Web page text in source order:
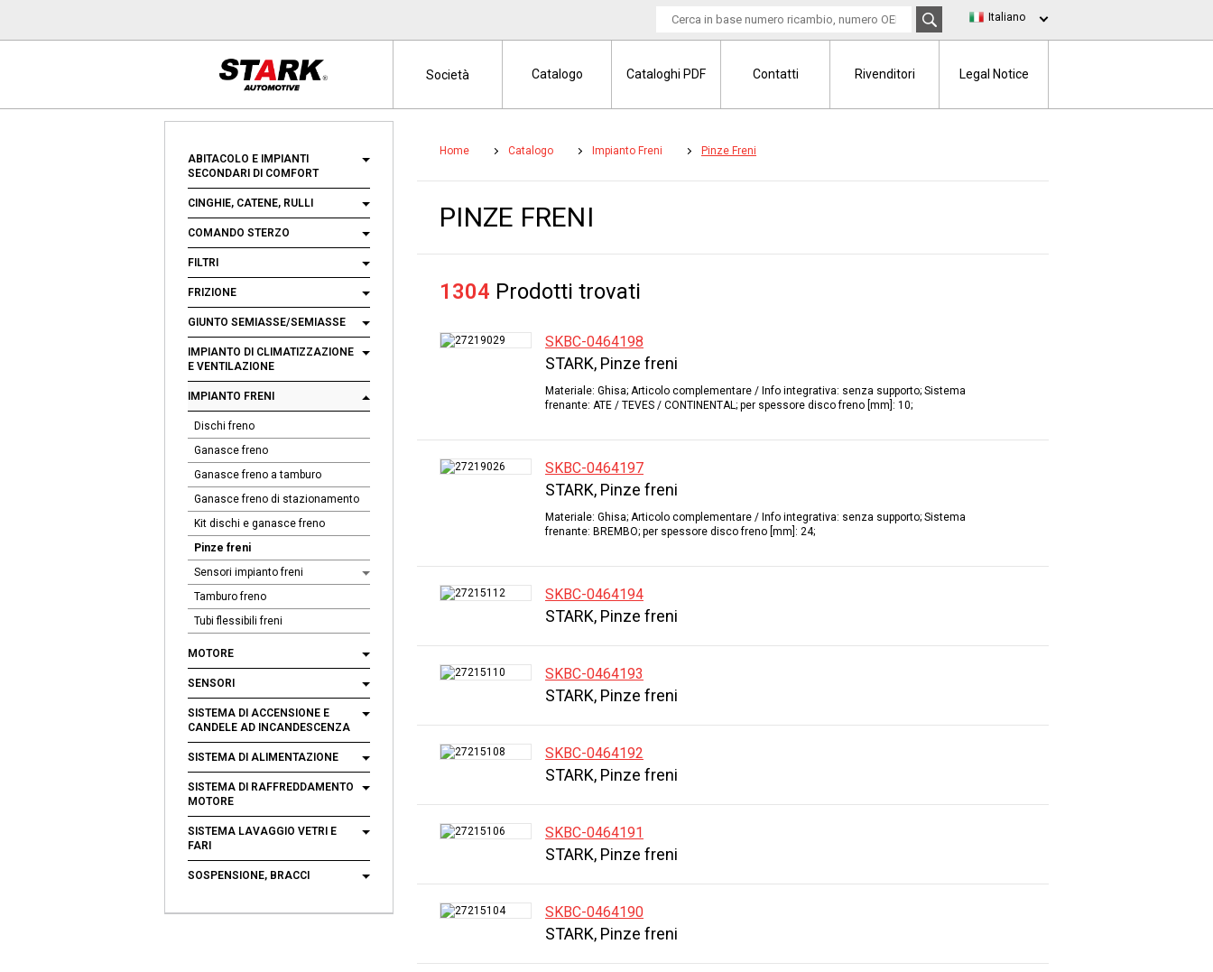
ABITACOLO E IMPIANTI
SECONDARI DI COMFORT
CINGHIE, CATENE, RULLI
COMANDO STERZO
FILTRI
FRIZIONE
GIUNTO SEMIASSE/SEMIASSE
IMPIANTO DI CLIMATIZZAZIONE
E VENTILAZIONE
IMPIANTO FRENI
Dischi freno
Ganasce freno
Ganasce freno a tamburo
Ganasce freno di stazionamento
Kit dischi e ganasce freno
Pinze freni
Sensori impianto freni
Tamburo freno
Tubi flessibili freni
MOTORE
SENSORI
SISTEMA DI ACCENSIONE E
CANDELE AD INCANDESCENZA
SISTEMA DI ALIMENTAZIONE
SISTEMA DI RAFFREDDAMENTO
MOTORE
SISTEMA LAVAGGIO VETRI E
FARI
SOSPENSIONE, BRACCI
Home Catalogo Impianto Freni Pinze Freni
PINZE FRENI
1304 Prodotti trovati
SKBC-0464198
STARK, Pinze freni
Materiale: Ghisa; Articolo complementare / Info integrativa: senza supporto; Sistema
frenante: ATE / TEVES / CONTINENTAL; per spessore disco freno [mm]: 10;
SKBC-0464197
STARK, Pinze freni
Materiale: Ghisa; Articolo complementare / Info integrativa: senza supporto; Sistema
frenante: BREMBO; per spessore disco freno [mm]: 24;
SKBC-0464194
STARK, Pinze freni
SKBC-0464193
STARK, Pinze freni
SKBC-0464192
STARK, Pinze freni
SKBC-0464191
STARK, Pinze freni
SKBC-0464190
STARK, Pinze freni
Italiano
Società Catalogo Cataloghi PDF Contatti Rivenditori Legal Notice